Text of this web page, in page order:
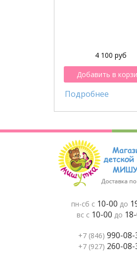
4 100 руб
Добавить в
Подробнее
пн-сб с 10-00 до
вс с 10-00 до
+7 (846) 990-08-
+7 (927) 260-08-